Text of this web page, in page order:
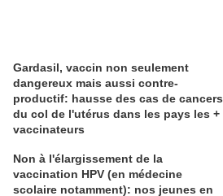
Gardasil, vaccin non seulement
dangereux mais aussi contre-
productif: hausse des cas de cancers
du col de l'utérus dans les pays les +
vaccinateurs
Non à l'élargissement de la
vaccination HPV (en médecine
scolaire notamment): nos jeunes en